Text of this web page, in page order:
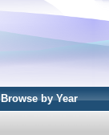
Browse by Year